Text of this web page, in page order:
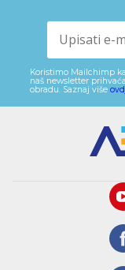
Koristimo Mailchimp
naš newsletter
obradu. Saznaj više